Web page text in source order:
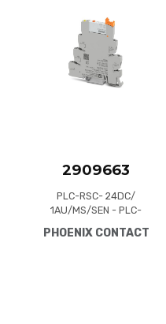
2909663
PLC-RSC- 24DC/
1AU/MS/SEN - PLC-
functions, consisting of
PHOENIX CONTACT